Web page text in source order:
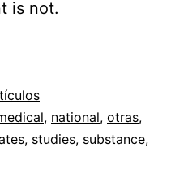
is not.
, national, otras,
, studies, substance,